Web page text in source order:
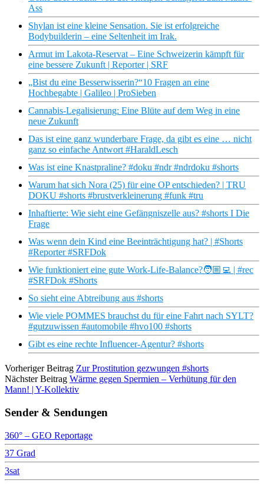
Ass
Shylan ist eine kleine Sensation. Sie ist erfolgreiche
Bodybuilderin – eine Seltenheit im Irak.
Armut im Lakota-Reservat – Eine Schweizerin kämpft für
eine bessere Zukunft | Reporter | SRF
„Bist du eine Besserwisserin?“10 Fragen an eine
Hochbegabte | Galileo | ProSieben
Cannabis-Legalisierung: Eine Blüte auf dem Weg in eine
neue Zukunft
Das ist eine ganz wunderbare Frage, da gibt es eine … nicht
ganz so einfache Antwort #HaraldLesch
Was ist eine Knastpraline? #doku #ndr #ndrdoku #shorts
Warum hat sich Nora (25) für eine OP entschieden? | TRU
DOKU #shorts #brustverkleinerung #funk #tru
Inhaftierte: Wie sieht eine Gefängniszelle aus? #shorts I Die
Frage
Was wenn dein Kind eine Beeinträchtigung hat? | #Shorts
#Reporter #SRFDok
Wie funktioniert eine gute Work-Life-Balance?🧑🏼‍💻 | #rec
#SRFDok #Shorts
So sieht eine Abtreibung aus #shorts
Wie viele POMMES brauchst du für eine Fahrt nach SYLT?
#gutzuwissen #automobile #hvo100 #shorts
Gibt es eine rechte Influencer-Agentur? #shorts
Vorheriger Beitrag Zur Prostitution gezwungen #shorts
Nächster Beitrag Wärme gegen Spermien – Verhütung für den
Mann! | Y-Kollektiv
Sender & Sendungen
360° – GEO Reportage
37 Grad
3sat